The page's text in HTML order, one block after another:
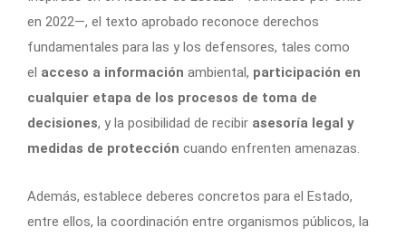
en 2022—, el texto aprobado reconoce derechos
fundamentales para las y los defensores, tales como
el acceso a información ambiental, participación en
cualquier etapa de los procesos de toma de
decisiones, y la posibilidad de recibir asesoría legal y
medidas de protección cuando enfrenten amenazas.
Además, establece deberes concretos para el Estado,
entre ellos, la coordinación entre organismos públicos, la